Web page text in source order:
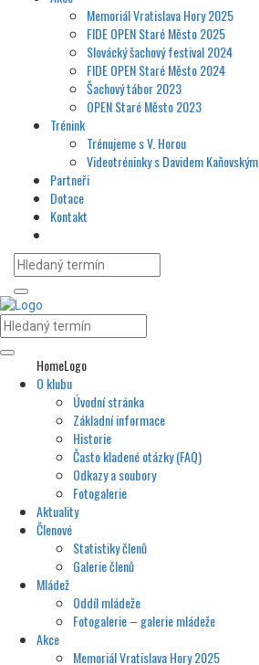
Memoriál Vratislava Hory 2025
FIDE OPEN Staré Město 2025
Slovácký šachový festival 2024
FIDE OPEN Staré Město 2024
Šachový tábor 2023
OPEN Staré Město 2023
Trénink
Trénujeme s V. Horou
Videotréninky s Davidem Kaňovským
Partneři
Dotace
Kontakt
HomeLogo
O klubu
Úvodní stránka
Základní informace
Historie
Často kladené otázky (FAQ)
Odkazy a soubory
Fotogalerie
Aktuality
Členové
Statistiky členů
Galerie členů
Mládež
Oddíl mládeže
Fotogalerie – galerie mládeže
Akce
Memoriál Vratislava Hory 2025